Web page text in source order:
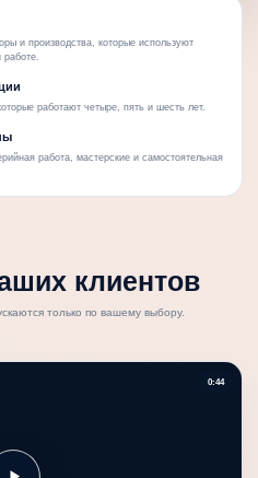
и производства, которые используют
работе.
работают четыре, пять и шесть лет.
работа, мастерские и самостоятельная
клиентов
только по вашему выбору.
0:44